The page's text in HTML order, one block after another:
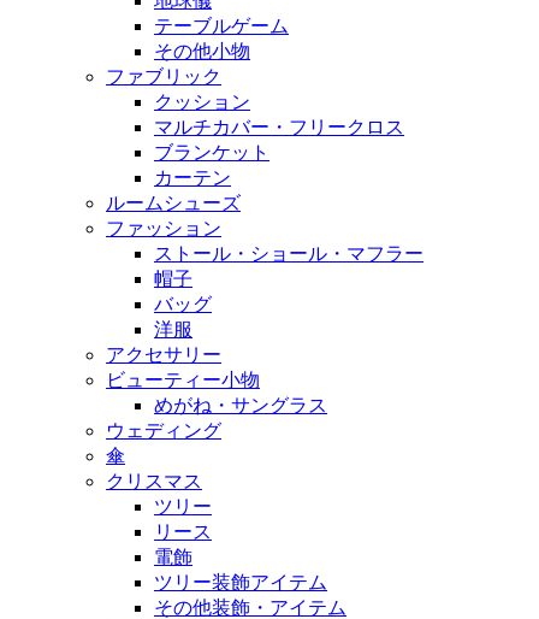
テーブルゲーム
その他小物
ファブリック
クッション
マルチカバー・フリークロス
ブランケット
カーテン
ルームシューズ
ファッション
ストール・ショール・マフラー
帽子
バッグ
洋服
アクセサリー
ビューティー小物
めがね・サングラス
ウェディング
傘
クリスマス
ツリー
リース
電飾
ツリー装飾アイテム
その他装飾・アイテム